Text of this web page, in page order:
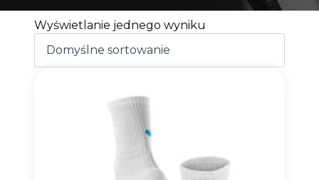
Wyświetlanie jednego wyniku